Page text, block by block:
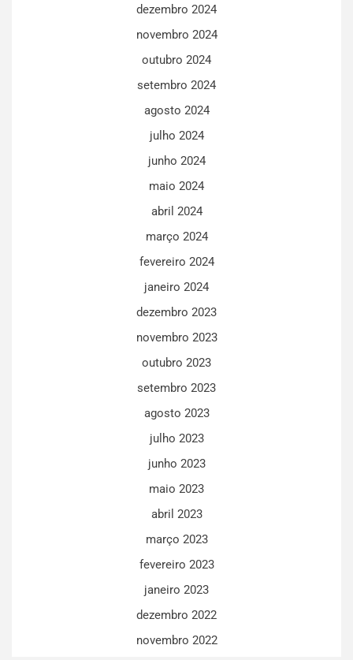
dezembro 2024
novembro 2024
outubro 2024
setembro 2024
agosto 2024
julho 2024
junho 2024
maio 2024
abril 2024
março 2024
fevereiro 2024
janeiro 2024
dezembro 2023
novembro 2023
outubro 2023
setembro 2023
agosto 2023
julho 2023
junho 2023
maio 2023
abril 2023
março 2023
fevereiro 2023
janeiro 2023
dezembro 2022
novembro 2022